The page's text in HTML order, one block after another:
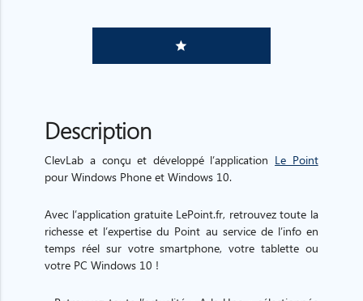
grade
Description
ClevLab a conçu et développé l’application Le Point
pour Windows Phone et Windows 10.
Avec l’application gratuite LePoint.fr, retrouvez toute la
richesse et l’expertise du Point au service de l’info en
temps réel sur votre smartphone, votre tablette ou
votre PC Windows 10 !